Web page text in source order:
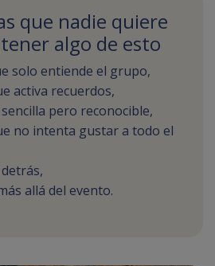
que nadie quiere
algo de esto
solo entiende el grupo,
activa recuerdos,
pero reconocible,
no intenta gustar a todo el
allá del evento.